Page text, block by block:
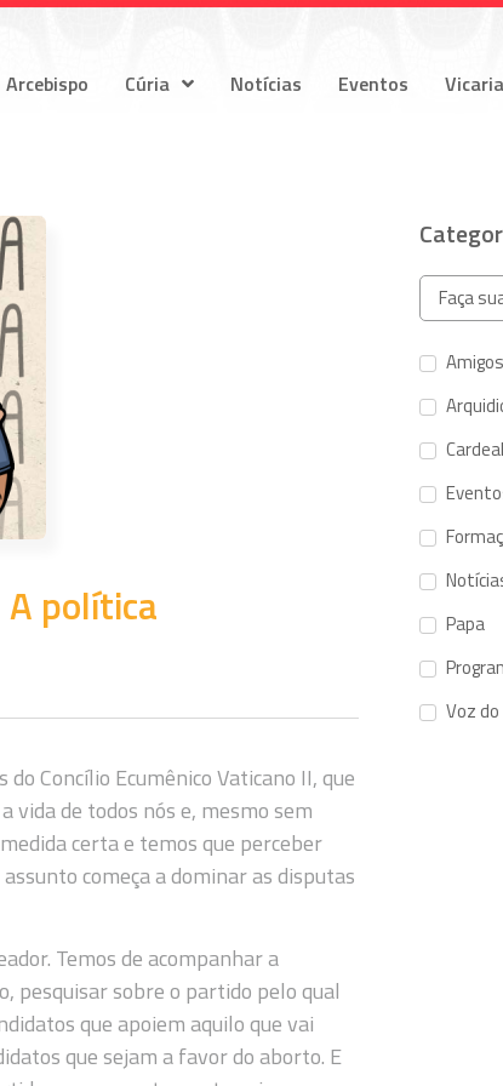
Arcebispo Cúria Notícias Eventos
A política
Concílio Ecumênico Vaticano II, que
vida de todos nós e, mesmo sem
certa e temos que perceber
começa a dominar as disputas
Temos de acompanhar a
pesquisar sobre o partido pelo qual
que apoiem aquilo que vai
que sejam a favor do aborto. E
Papa
Voz